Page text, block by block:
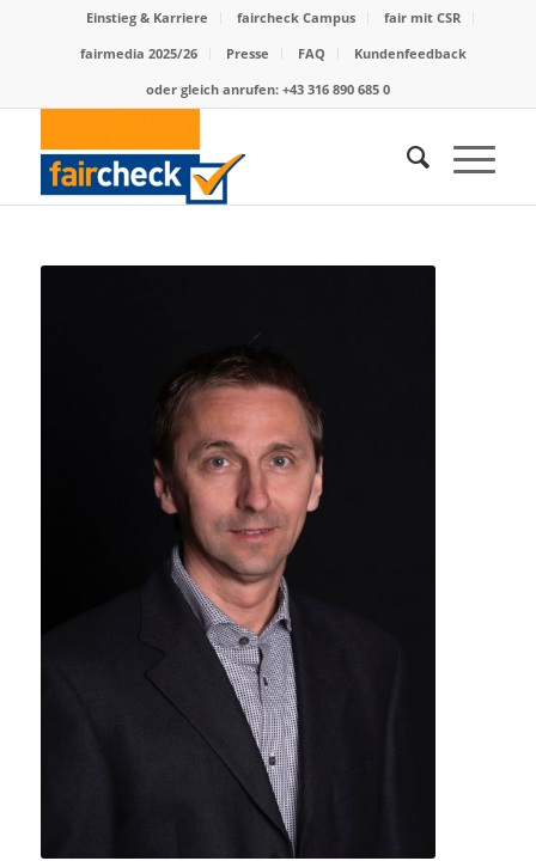
Einstieg & Karriere faircheck Campus
fair mit CSR
fairmedia 2025/26
Presse FAQ
Kundenfeedback
oder gleich anrufen: +43 316 890 685 0